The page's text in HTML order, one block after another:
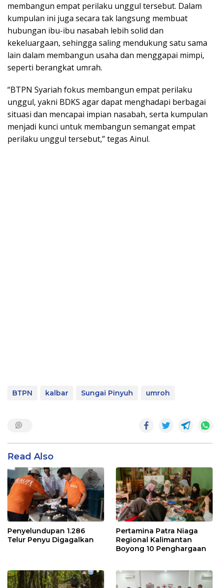
membangun empat perilaku unggul tersebut. Dalam
kumpulan ini juga secara tak langsung membuat
hubungan ibu-ibu nasabah lebih solid dan
kekeluargaan, sehingga saling mendukung satu sama
lain dalam membangun usaha dan menggapai mimpi,
seperti berangkat umrah.
“BTPN Syariah fokus membangun empat perilaku
unggul, yakni BDKS agar dapat menghadapi berbagai
situasi dan mencapai impian nasabah, serta kumpulan
menjadi kunci untuk membangun semangat empat
perilaku unggul tersebut,” tegas Ainul.
BTPN kalbar Sungai Pinyuh umroh
Read Also
Penyelundupan 1.286
Telur Penyu Digagalkan
Pertamina Patra Niaga
Regional Kalimantan
Boyong 10 Penghargaan